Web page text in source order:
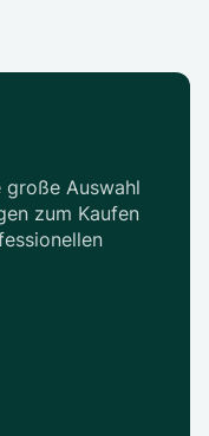
große Auswahl
zum Kaufen